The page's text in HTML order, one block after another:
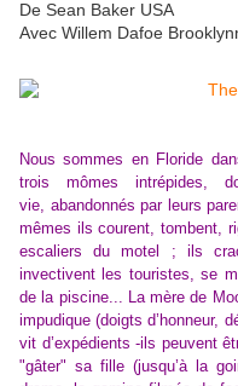
De Sean Baker USA
Avec Willem Dafoe
Nous sommes en Floride
trois mômes intrépides,
vie, abandonnés par leurs
mêmes ils courent, tombent,
escaliers du motel ; ils
invectivent les touristes,se
de la piscine... La mère de
impudique (doigts d’honneur,
vit d’expédients -ils peuvent
"gâter" sa fille (jusqu’à la